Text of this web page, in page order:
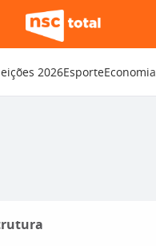
2026EsporteEconomia